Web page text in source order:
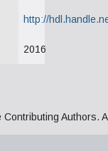
http://
2016
Authors.